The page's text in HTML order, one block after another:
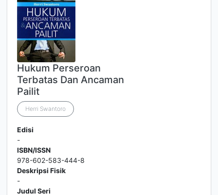
Hukum Perseroan
Terbatas Dan Ancaman
Pailit
Herri Swantoro
Edisi
-
ISBN/ISSN
978-602-583-444-8
Deskripsi Fisik
-
Judul Seri